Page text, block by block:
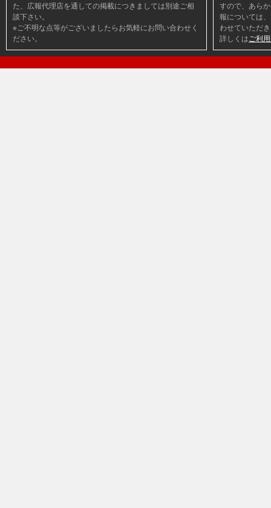
た、広報代理店を通しての掲載につきましては別途ご相
談下さい。
※ご不明な点等がございましたらお気軽にお問い合わせく
ださい。
すので、あら
報については
わせていただ
詳しくはご利